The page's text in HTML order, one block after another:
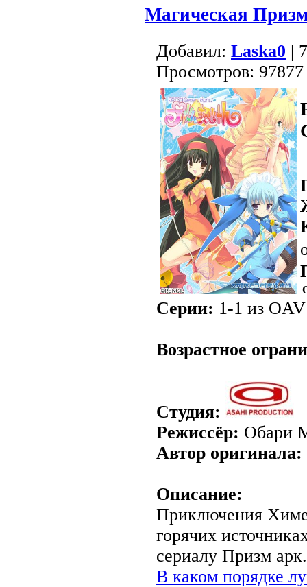
Магическая
Добавил: Lаska0 |
Просмотров: 97877
Серии: 1-1 из
Возрастное
Студия:
Режиссёр: Обари
Автор оригинала:
Описание:
Приключения
горячих
сериалу Призм арк.
В каком порядке